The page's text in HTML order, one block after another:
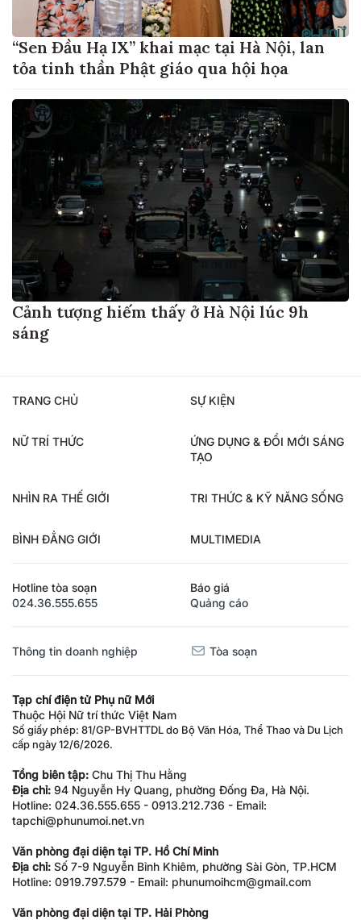
“Sen Đầu Hạ IX” khai mạc tại Hà Nội, lan
tỏa tinh thần Phật giáo qua hội họa
Cảnh tượng hiếm thấy ở Hà Nội lúc 9h
sáng
TRANG CHỦ SỰ KIỆN
NỮ TRÍ THỨC
ỨNG DỤNG & ĐỔI MỚI SÁNG
TẠO
NHÌN RA THẾ GIỚI TRI THỨC & KỸ NĂNG SỐNG
BÌNH ĐẲNG GIỚI MULTIMEDIA
Hotline tòa soạn
024.36.555.655
Báo giá
Quảng cáo
Thông tin doanh nghiệp Tòa soạn
Tạp chí điện tử Phụ nữ Mới
Thuộc Hội Nữ trí thức Việt Nam
Số giấy phép: 81/GP-BVHTTDL do Bộ Văn Hóa, Thể Thao và Du Lịch
cấp ngày 12/6/2026.
Tổng biên tập: Chu Thị Thu Hằng
Địa chỉ: 94 Nguyễn Hy Quang, phường Đống Đa, Hà Nội.
Hotline: 024.36.555.655 - 0913.212.736 - Email:
tapchi@phunumoi.net.vn
Văn phòng đại diện tại TP. Hồ Chí Minh
Địa chỉ: Số 7-9 Nguyễn Bỉnh Khiêm, phường Sài Gòn, TP.HCM
Hotline: 0919.797.579 - Email: phunumoihcm@gmail.com
Văn phòng đại diện tại TP. Hải Phòng